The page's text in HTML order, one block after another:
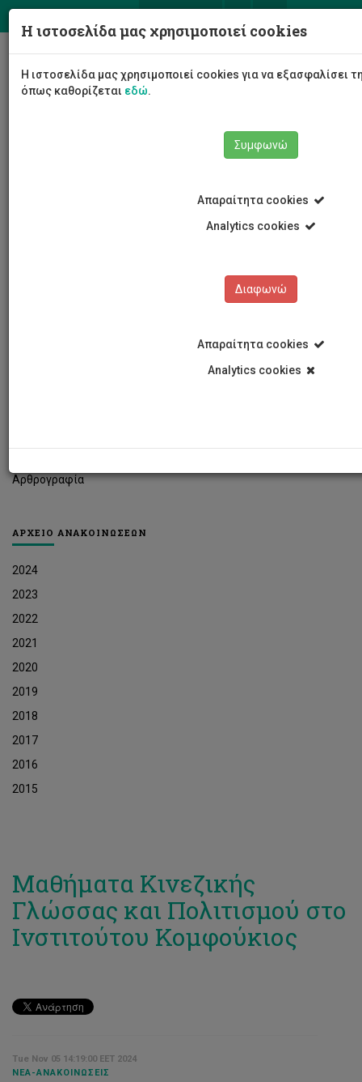
Αρθρογραφία
ΑΡΧΕΙΟ ΑΝΑΚΟΙΝΩΣΕΩΝ
2024
2023
2022
2021
2020
2019
2018
2017
2016
2015
Μαθήματα Κινεζικής
Γλώσσας και Πολιτισμού στο
Ινστιτούτου Κομφούκιος
Tue Nov 05 14:19:00 EET 2024
ΝΈΑ-ΑΝΑΚΟΙΝΏΣΕΙΣ
Η ιστοσελίδα μας χρησιμοποιεί cookies
Η ιστοσελίδα μας χρησιμοποιεί cookies για να εξασφαλίσει
όπως καθορίζεται εδώ.
Συμφωνώ
Απαραίτητα cookies
Analytics cookies
Διαφωνώ
Απαραίτητα cookies
Analytics cookies